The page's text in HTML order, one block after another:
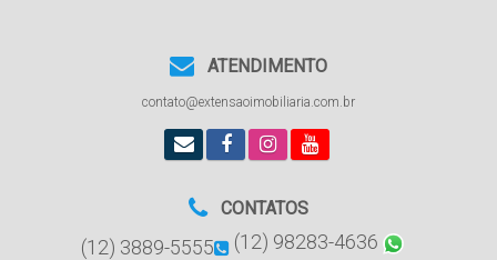
ATENDIMENTO
contato@extensaoimobiliaria.com.br
CONTATOS
(12) 3889-5555 (12) 98283-4636